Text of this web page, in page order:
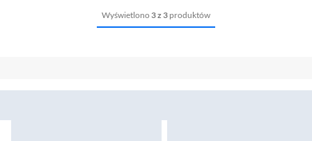
Wyświetlono 3 z 3 produktów